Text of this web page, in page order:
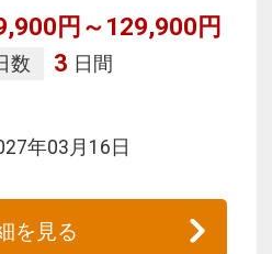
円～129,900円
数 3 日間
年03月16日
を見る